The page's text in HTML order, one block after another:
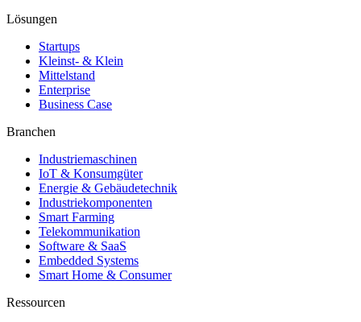
Lösungen
Startups
Kleinst- & Klein
Mittelstand
Enterprise
Business Case
Branchen
Industriemaschinen
IoT & Konsumgüter
Energie & Gebäudetechnik
Industriekomponenten
Smart Farming
Telekommunikation
Software & SaaS
Embedded Systems
Smart Home & Consumer
Ressourcen